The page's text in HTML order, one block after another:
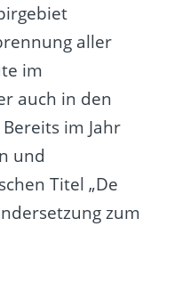
aller
im
auch in den
im Jahr
und
Titel „De
zum